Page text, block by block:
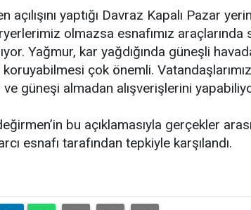
açılışını yaptığı Davraz Kapalı Pazar
olmazsa esnafımız
Yağmur, kar yağdığında güneşli
çok önemli.
güneşi almadan alışverişlerini
bu açıklamasıyla gerçekler
esnafı tarafından tepkiyle karşılandı.